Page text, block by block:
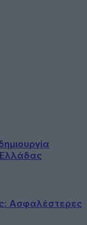
Ελλάδας
Ασφαλέστερες